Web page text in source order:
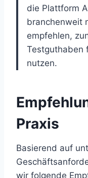
die Plattform
branchenweit
empfehlen,
Testguthaben
nutzen.
Praxis
Basierend auf
wir folgende